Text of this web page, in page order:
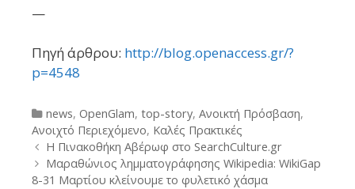
—
Πηγή άρθρου: http://blog.openaccess.gr/?
p=4548
Categories
news, OpenGlam, top-story, Ανοικτή Πρόσβαση,
Ανοιχτό Περιεχόμενο, Καλές Πρακτικές
Post
navigation
Η Πινακοθήκη Αβέρωφ στο SearchCulture.gr
Μαραθώνιος λημματογράφησης Wikipedia: WikiGap
8-31 Μαρτίου κλείνουμε το φυλετικό χάσμα